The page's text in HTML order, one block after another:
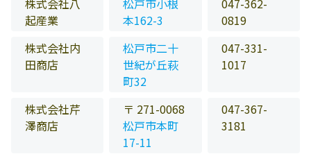
株式会社八
起産業
松戸市小根
本162-3
047-362-
0819
株式会社内
田商店
松戸市二十
世紀が丘萩
町32
047-331-
1017
株式会社芹
澤商店
〒 271-0068
松戸市本町
17-11
047-367-
3181